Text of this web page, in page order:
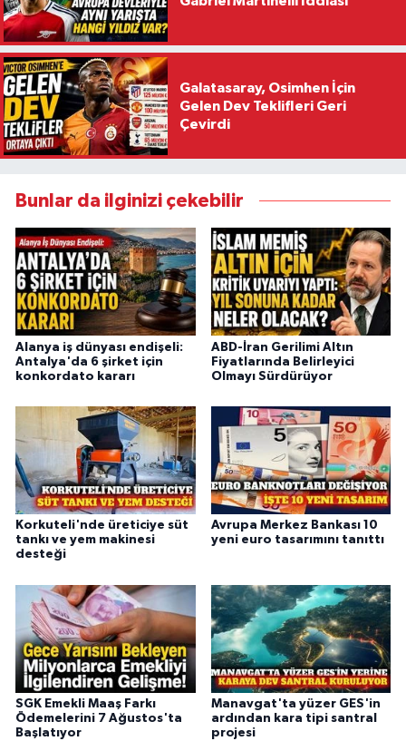
Galatasaray, Osimhen İçin
Gelen Dev Teklifleri Geri
Çevirdi
Bunlar da ilginizi çekebilir
Alanya iş dünyası endişeli:
Antalya'da 6 şirket için
konkordato kararı
ABD-İran Gerilimi Altın
Fiyatlarında Belirleyici
Olmayı Sürdürüyor
Korkuteli'nde üreticiye süt
tankı ve yem makinesi
desteği
Avrupa Merkez Bankası 10
yeni euro tasarımını tanıttı
SGK Emekli Maaş Farkı
Ödemelerini 7 Ağustos'ta
Başlatıyor
Manavgat'ta yüzer GES'in
ardından kara tipi santral
projesi